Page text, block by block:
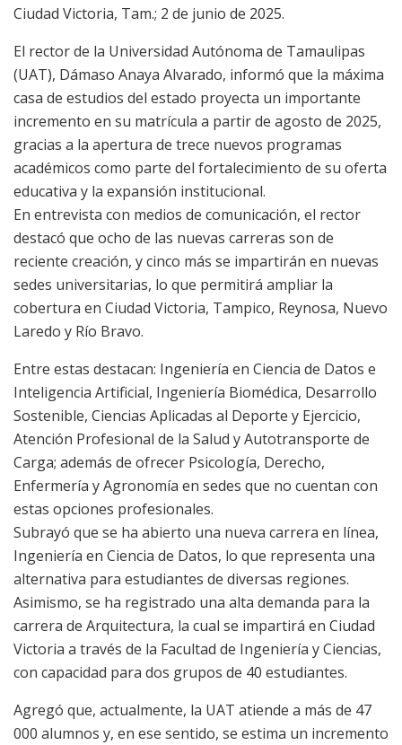
Ciudad Victoria, Tam.; 2 de junio de 2025.
El rector de la Universidad Autónoma de Tamaulipas
(UAT), Dámaso Anaya Alvarado, informó que la máxima
casa de estudios del estado proyecta un importante
incremento en su matrícula a partir de agosto de 2025,
gracias a la apertura de trece nuevos programas
académicos como parte del fortalecimiento de su oferta
educativa y la expansión institucional.
En entrevista con medios de comunicación, el rector
destacó que ocho de las nuevas carreras son de
reciente creación, y cinco más se impartirán en nuevas
sedes universitarias, lo que permitirá ampliar la
cobertura en Ciudad Victoria, Tampico, Reynosa, Nuevo
Laredo y Río Bravo.
Entre estas destacan: Ingeniería en Ciencia de Datos e
Inteligencia Artificial, Ingeniería Biomédica, Desarrollo
Sostenible, Ciencias Aplicadas al Deporte y Ejercicio,
Atención Profesional de la Salud y Autotransporte de
Carga; además de ofrecer Psicología, Derecho,
Enfermería y Agronomía en sedes que no cuentan con
estas opciones profesionales.
Subrayó que se ha abierto una nueva carrera en línea,
Ingeniería en Ciencia de Datos, lo que representa una
alternativa para estudiantes de diversas regiones.
Asimismo, se ha registrado una alta demanda para la
carrera de Arquitectura, la cual se impartirá en Ciudad
Victoria a través de la Facultad de Ingeniería y Ciencias,
con capacidad para dos grupos de 40 estudiantes.
Agregó que, actualmente, la UAT atiende a más de 47
000 alumnos y, en ese sentido, se estima un incremento